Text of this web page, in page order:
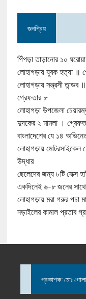
জনপ্রিয়
পিঁপড়া তাড়ানোর ১০
লোহাগড়ায় যুবক হত্যা ॥
লোহাগড়ায় সন্ত্রসী
গ্রেফতার ৮
লোহাগড়া উপজেলা
দুদকের ২ মামলা ।
বাংলাদেশের যে ১৪
লোহাগড়ায়
উদ্ধার
ছেলেদের জন্য ৮টি সেক্স
একদিনেই ৬-৮ জনের
লোহাগড়ায় মরা গরুর পচা
নড়াইলের কামাল প্রতাব
প্রকাশক: মোঃ